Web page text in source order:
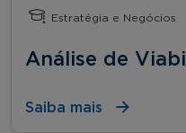
Estratégia e Negócios
Análise de
Saiba mais